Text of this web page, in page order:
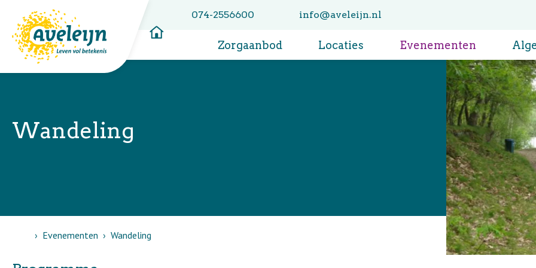
074-2556600
info@aveleijn.nl
Zorgaanbod Locaties Evenementen
Wandeling
HomeEvenementen Wandeling